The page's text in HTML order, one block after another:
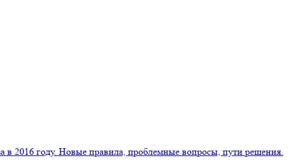
2016 году. Новые правила, проблемные вопросы, пути решения.